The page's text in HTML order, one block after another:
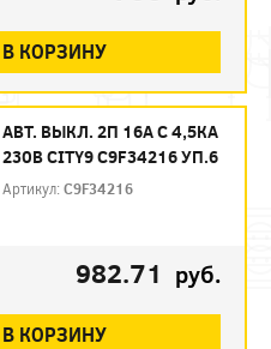
В КОРЗИНУ
АВТ. ВЫКЛ. 2П 16А С 4,5КА
230В CITY9 C9F34216 УП.6
Артикул:C9F34216
982.71 руб.
В КОРЗИНУ